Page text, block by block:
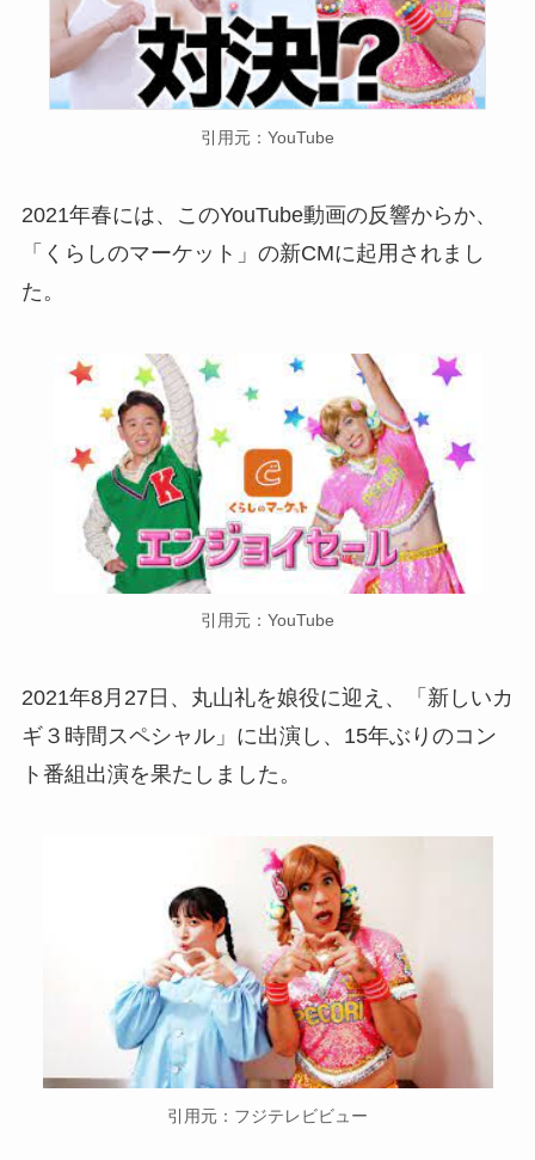
引用元：YouTube
2021年春には、このYouTube動画の反響からか、
「くらしのマーケット」の新CMに起用されまし
た。
引用元：YouTube
2021年8月27日、丸山礼を娘役に迎え、「新しいカ
ギ３時間スペシャル」に出演し、15年ぶりのコン
ト番組出演を果たしました。
引用元：フジテレビビュー